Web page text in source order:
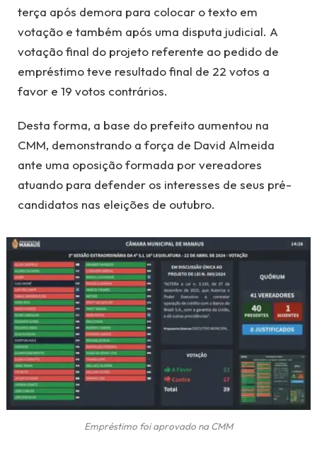
terça após demora para colocar o texto em
votação e também após uma disputa judicial. A
votação final do projeto referente ao pedido de
empréstimo teve resultado final de 22 votos a
favor e 19 votos contrários.
Desta forma, a base do prefeito aumentou na
CMM, demonstrando a força de David Almeida
ante uma oposição formada por vereadores
atuando para defender os interesses de seus pré-
candidatos nas eleições de outubro.
Empréstimo foi aprovado na CMM